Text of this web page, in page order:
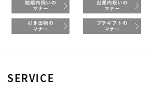
SERVICE